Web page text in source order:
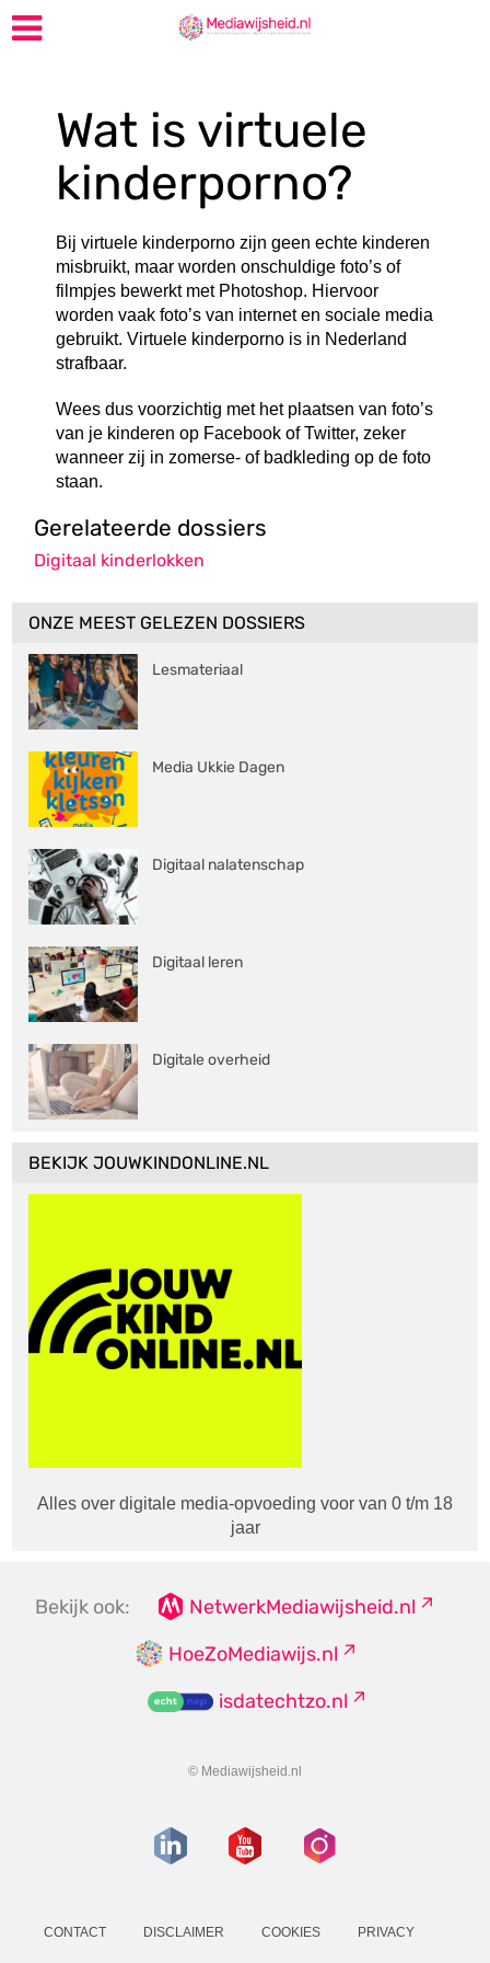
Wat is virtuele
kinderporno?
Bij virtuele kinderporno zijn geen echte kinderen
misbruikt, maar worden onschuldige foto’s of
filmpjes bewerkt met Photoshop. Hiervoor
worden vaak foto’s van internet en sociale media
gebruikt. Virtuele kinderporno is in Nederland
strafbaar.
Wees dus voorzichtig met het plaatsen van foto’s
van je kinderen op Facebook of Twitter, zeker
wanneer zij in zomerse- of badkleding op de foto
staan.
Gerelateerde dossiers
Digitaal kinderlokken
ONZE MEEST GELEZEN DOSSIERS
Lesmateriaal
Media Ukkie Dagen
Digitaal nalatenschap
Digitaal leren
Digitale overheid
BEKIJK JOUWKINDONLINE.NL
Alles over digitale media-opvoeding voor van 0 t/m 18
jaar
Bekijk ook:
NetwerkMediawijsheid.nl
HoeZoMediawijs.nl
isdatechtzo.nl
© Mediawijsheid.nl
CONTACT DISCLAIMER COOKIES PRIVACY